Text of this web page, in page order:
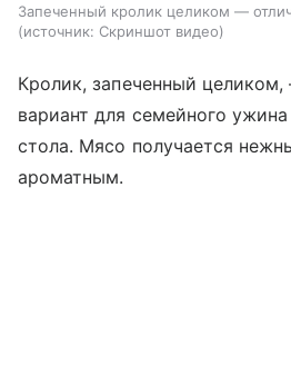
Запеченный кролик целиком —
источник: Скриншот видео
Кролик, запеченный
вариант для семейного
стола. Мясо получается
ароматным.